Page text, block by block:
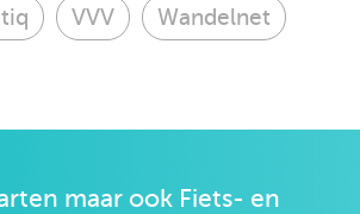
VVV Wandelnet
maar ook Fiets- en